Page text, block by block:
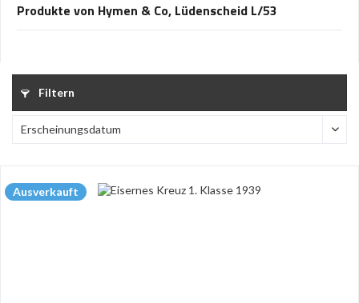
Produkte von Hymen & Co, Lüdenscheid L/53
Filtern
Ausverkauft